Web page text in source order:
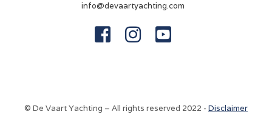
info@devaartyachting.com
  
© De Vaart Yachting – All rights reserved 2022 - Disclaimer